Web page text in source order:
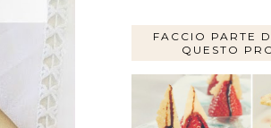
FACCIO PARTE
QUESTO